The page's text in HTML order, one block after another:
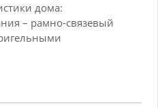
дома:
– рамно-связевый
толщиной 300 мм;